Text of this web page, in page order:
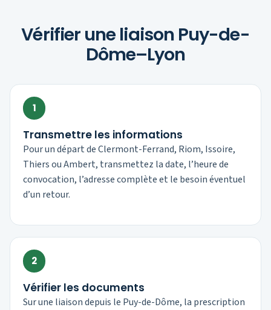
Vérifier une liaison Puy-de-
Dôme–Lyon
1
Transmettre les informations
Pour un départ de Clermont-Ferrand, Riom, Issoire,
Thiers ou Ambert, transmettez la date, l’heure de
convocation, l’adresse complète et le besoin éventuel
d’un retour.
2
Vérifier les documents
Sur une liaison depuis le Puy-de-Dôme, la prescription